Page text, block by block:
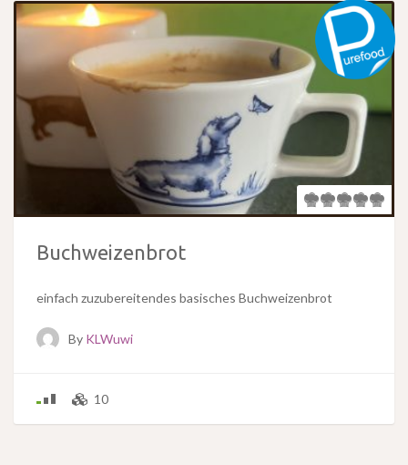
Buchweizenbrot
einfach zuzubereitendes basisches Buchweizenbrot
By KLWuwi
10